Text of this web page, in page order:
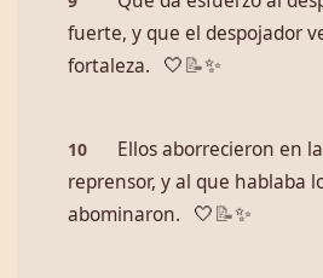
fuerte, y que el despojador
fortaleza.
🤍 📝✨
10
Ellos aborrecieron en
reprensor, y al que hablaba
abominaron.
🤍 📝✨